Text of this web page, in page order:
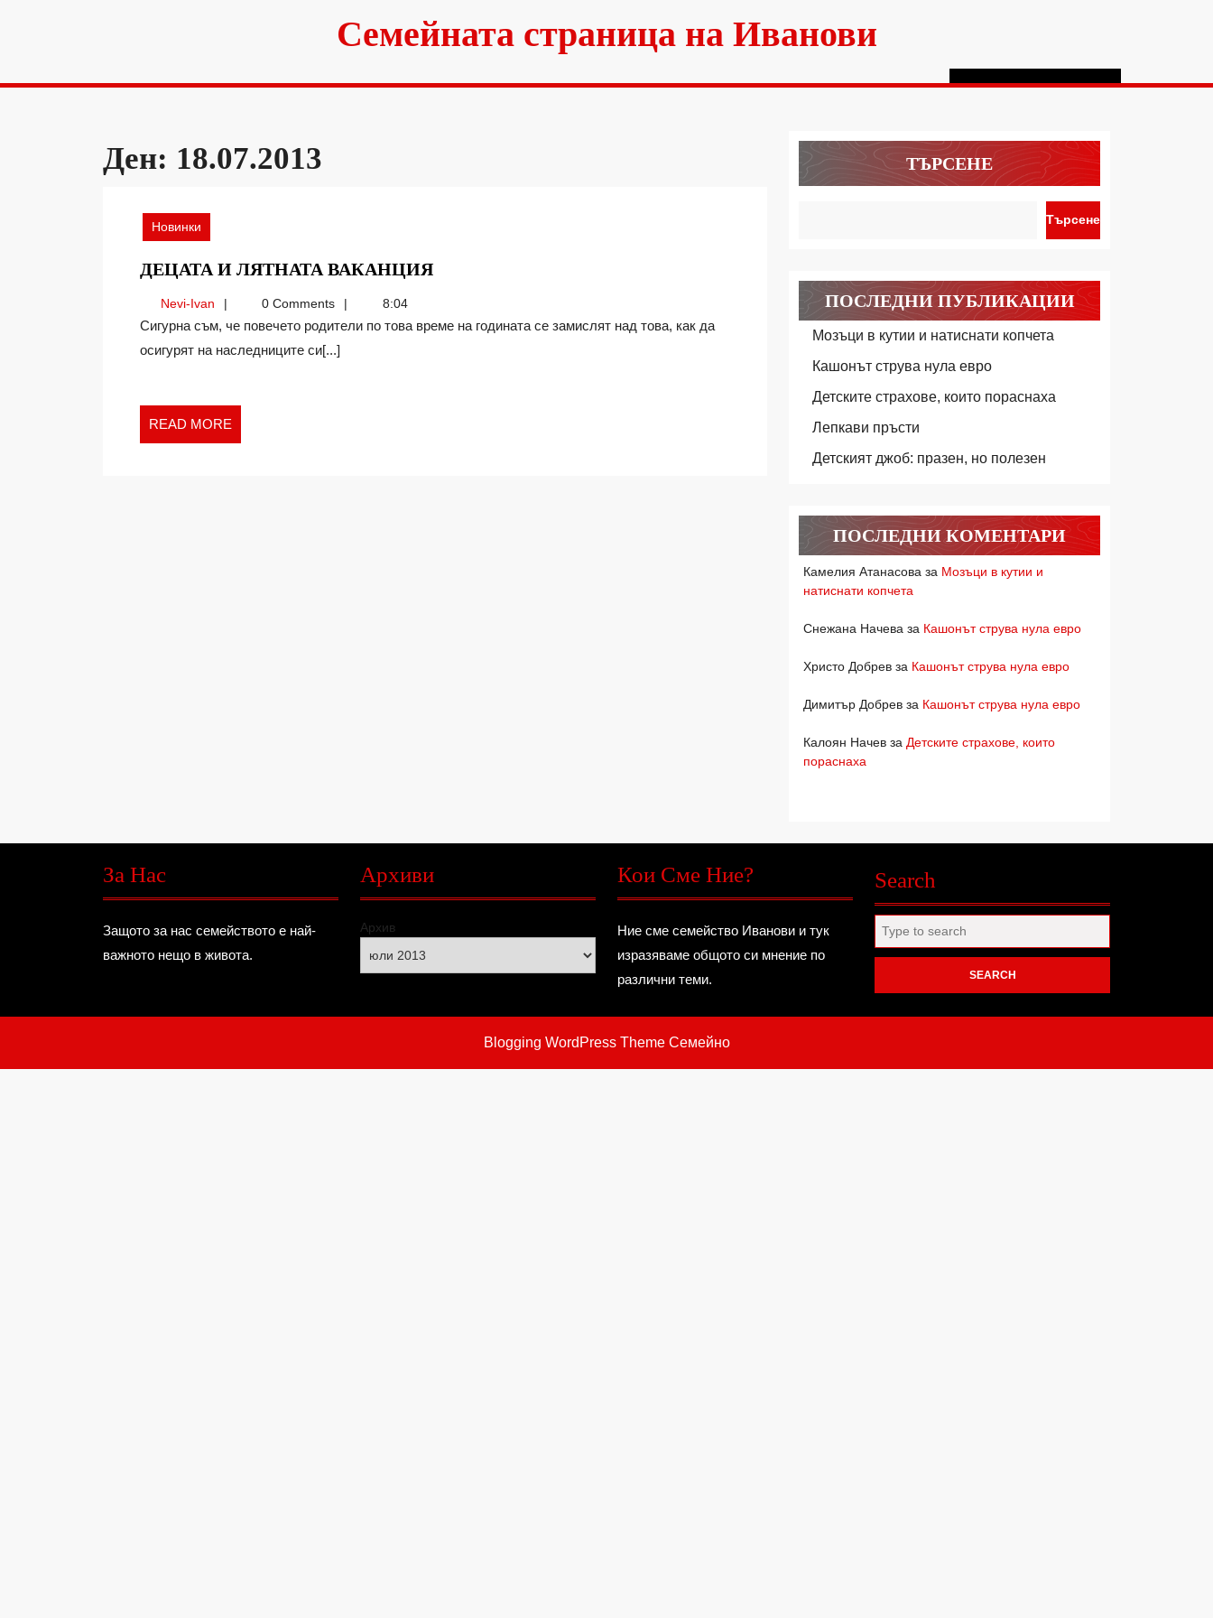
Семейната страница на Иванови
Ден: 18.07.2013
Новинки
ДЕЦАТА И ЛЯТНАТА ВАКАНЦИЯДЕЦАТА
ВАКАНЦИЯ
Nevi-IvanNevi-
Ivan
0 Comments 8:04
Сигурна съм, че повечето родители по това време на годината се замислят над това, как да
осигурят на наследниците си[...]
READ MORE
MORE
ТЪРСЕНЕ
Търсене
ПОСЛЕДНИ ПУБЛИКАЦИИ
Мозъци в кутии и натиснати копчета
Кашонът струва нула евро
Детските страхове, които пораснаха
Лепкави пръсти
Детският джоб: празен, но полезен
ПОСЛЕДНИ КОМЕНТАРИ
Камелия Атанасова за Мозъци в кутии и
натиснати копчета
Снежана Начева за Кашонът струва нула евро
Христо Добрев за Кашонът струва нула евро
Димитър Добрев за Кашонът струва нула евро
Калоян Начев за Детските страхове, които
пораснаха
За Нас
Защото за нас семейството е най-
важното нещо в живота.
Архиви
Архив
Кои Сме Ние?
Ние сме семейство Иванови и тук
изразяваме общото си мнение по
различни теми.
Search
for:
Blogging WordPress ThemeСемейно